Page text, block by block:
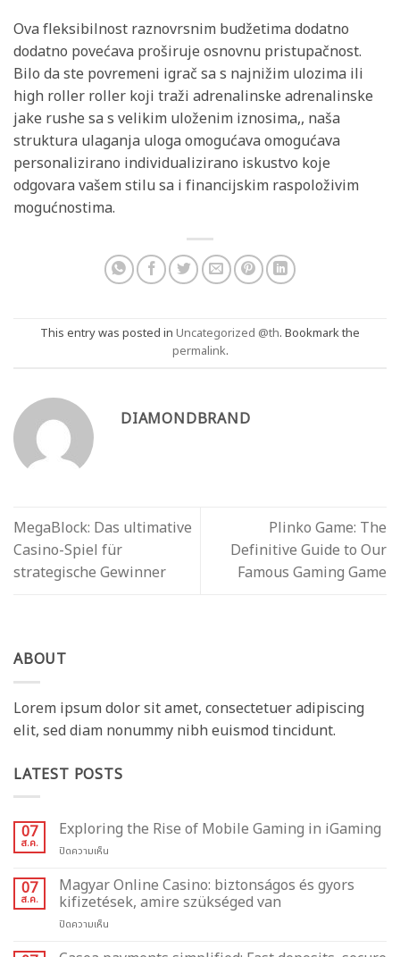
Ova fleksibilnost raznovrsnim budžetima dodatno
dodatno povećava proširuje osnovnu pristupačnost.
Bilo da ste povremeni igrač sa s najnižim ulozima ili
high roller roller koji traži adrenalinske adrenalinske
jake rushe sa s velikim uloženim iznosima,, naša
struktura ulaganja uloga omogućava omogućava
personalizirano individualizirano iskustvo koje
odgovara vašem stilu sa i financijskim raspoloživim
mogućnostima.
This entry was posted in Uncategorized @th. Bookmark the
permalink.
DIAMONDBRAND
MegaBlock: Das ultimative
Casino-Spiel für
strategische Gewinner
Plinko Game: The
Definitive Guide to Our
Famous Gaming Game
ABOUT
Lorem ipsum dolor sit amet, consectetuer adipiscing
elit, sed diam nonummy nibh euismod tincidunt.
LATEST POSTS
07
ส.ค.
Exploring the Rise of Mobile Gaming in iGaming
ปิดความเห็น
the
Rise
of
07
ส.ค.
Magyar Online Casino: biztonságos és gyors
kifizetések, amire szükséged van
ปิดความเห็น